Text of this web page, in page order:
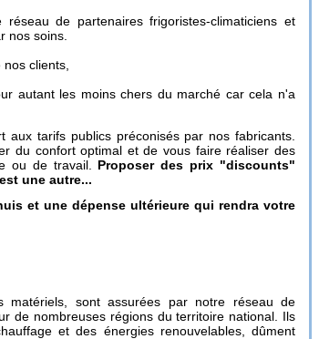
de partenaires frigoristes-climaticiens et
nos soins.
clients,
autant les moins chers du marché car cela n'a
aux tarifs publics préconisés par nos fabricants.
du confort optimal et de vous faire réaliser des
ou de travail. Proposer des prix "discounts"
une autre...
et une dépense ultérieure qui rendra votre
sont assurées par notre réseau de
de nombreuses régions du territoire national. Ils
et des énergies renouvelables, dûment